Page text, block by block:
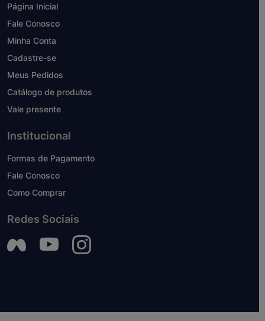
Página Inicial
Fale Conosco
Minha Conta
Cadastre-se
Meus Pedidos
Catálogo de produtos
Vale presente
Institucional
Formas de Pagamento
Fale Conosco
Como Comprar
Redes Sociais